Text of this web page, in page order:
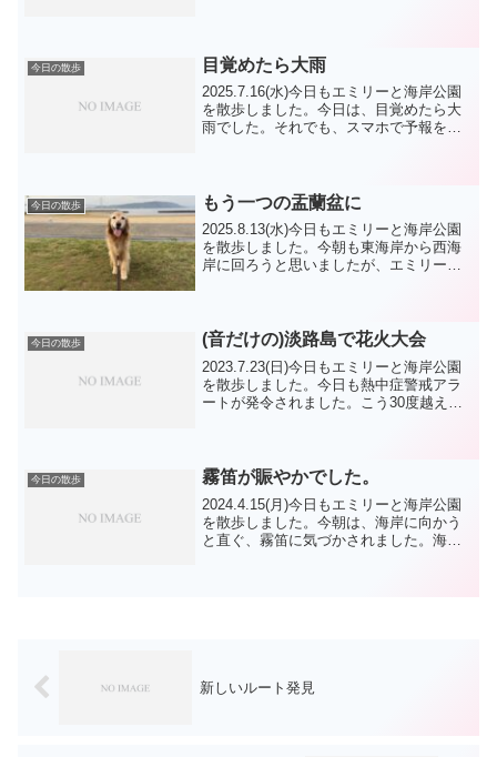
の気温がいい様...
今日の散歩 目覚めたら大雨
2025.7.16(水)今日もエミリーと海岸公園
を散歩しました。今日は、目覚めたら大
雨でした。それでも、スマホで予報をチ
乗りのしない...
今日の散歩 もう一つの盂蘭盆に
2025.8.13(水)今日もエミリーと海岸公園
を散歩しました。今朝も東海岸から西海
岸に回ろうと思いましたが、エミリーは
う一つの...
今日の散歩 (音だけの)淡路島で花火大会
2023.7.23(日)今日もエミリーと海岸公園
を散歩しました。今日も熱中症警戒アラ
ートが発令されました。こう30度越えが
ンちゃん...
今日の散歩 霧笛が賑やかでした。
2024.4.15(月)今日もエミリーと海岸公園
を散歩しました。今朝は、海岸に向かう
と直ぐ、霧笛に気づかされました。海岸
新しいルート発見